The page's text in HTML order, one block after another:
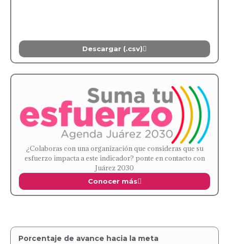
Porcentaje de avance hacia la meta
Descargar (.csv)
¿Colaboras con una organización que consideras que su
esfuerzo impacta a este indicador? ponte en contacto con
Juárez 2030
Conocer más